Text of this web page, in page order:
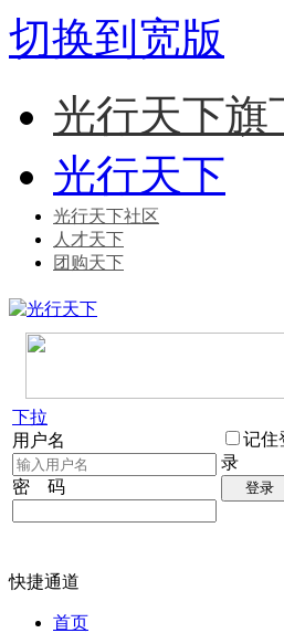
切换到宽版
光行天下旗
光行天下
光行天下社区
人才天下
团购天下
下拉
用户名
密 码
记住
录
登录
快捷通道
首页